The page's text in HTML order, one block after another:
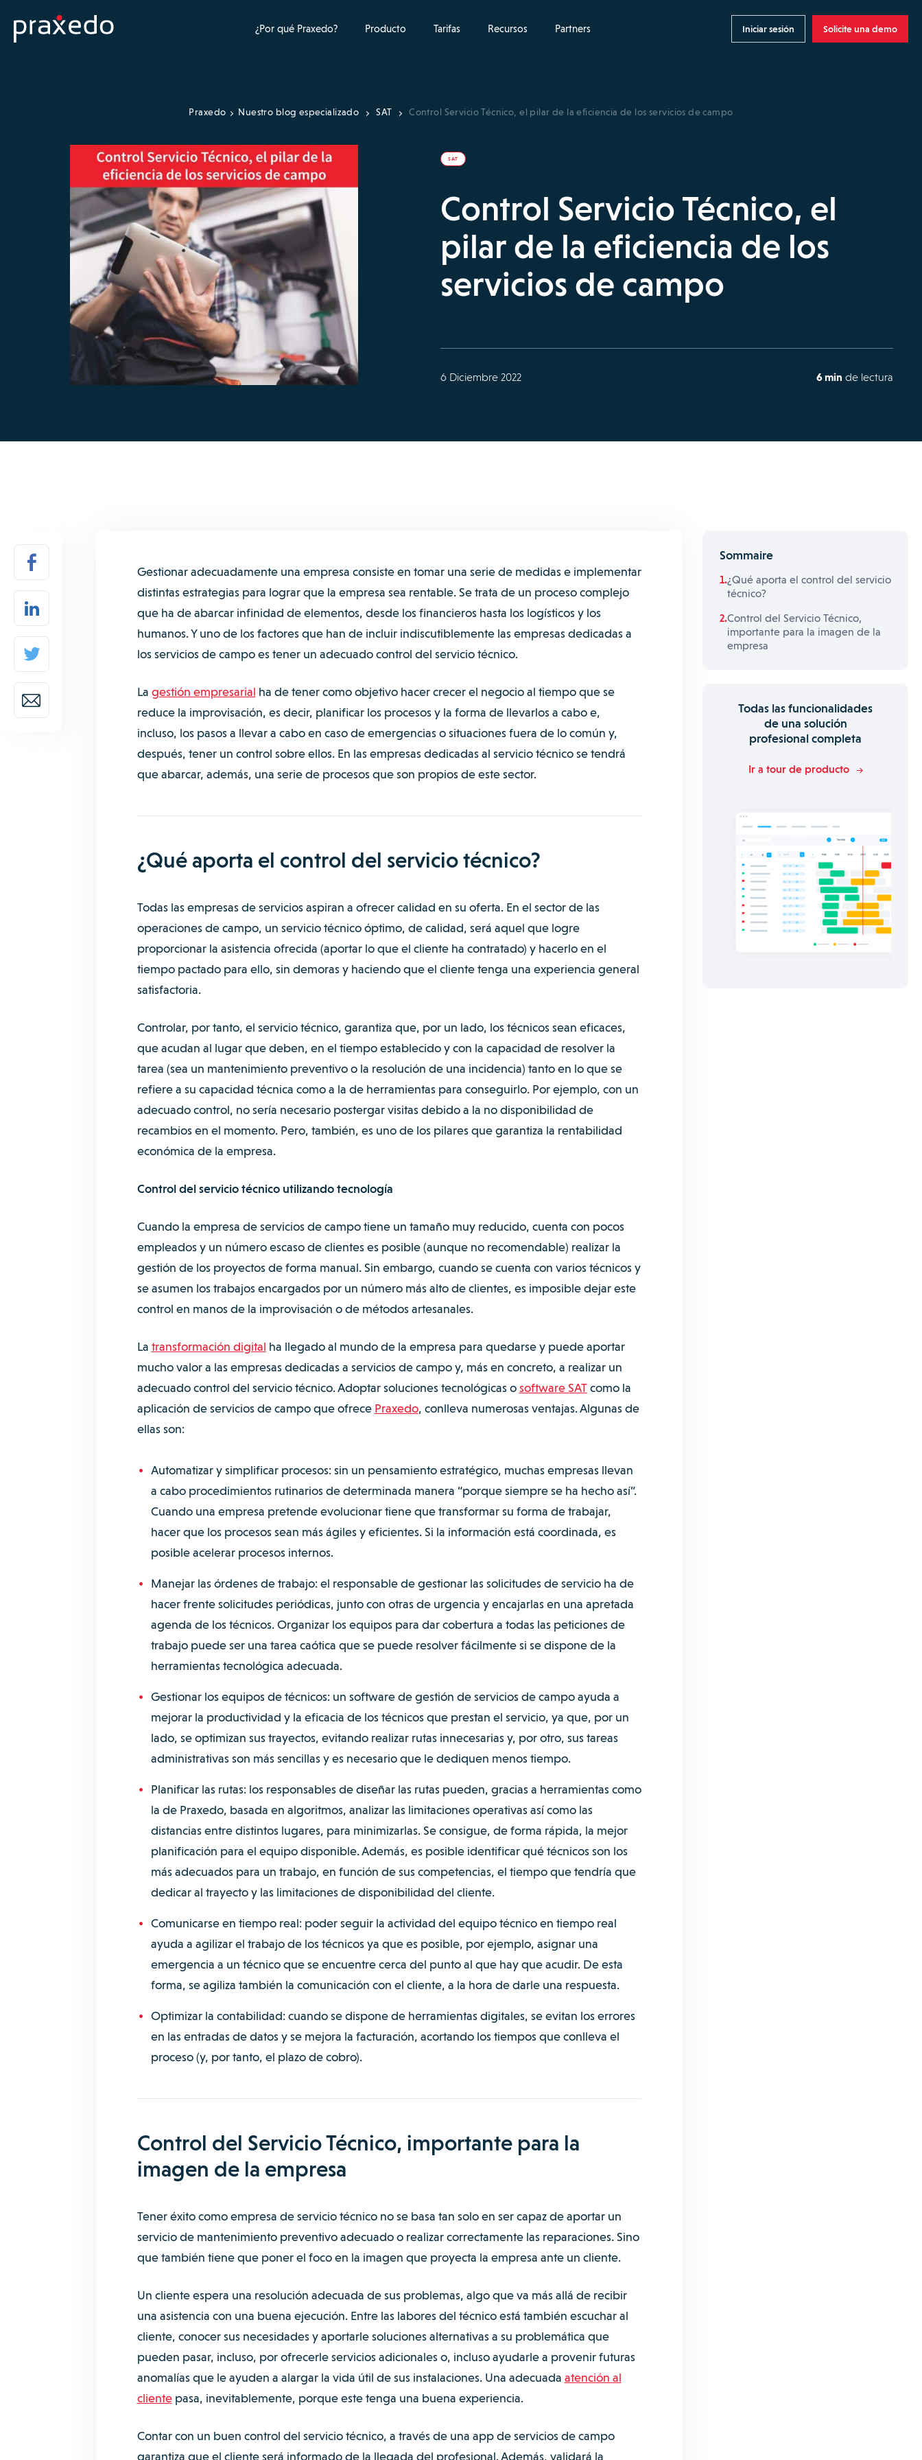
¿Por qué Praxedo? Producto Tarifas Recursos Partners Iniciar sesión Solicite una demo
Praxedo Nuestro blog especializado SAT Control Servicio Técnico, el pilar de la eficiencia de los servicios de campo
SAT
Control Servicio Técnico, el
pilar de la eficiencia de los
servicios de campo
6 Diciembre 2022 6 min de lectura
Gestionar adecuadamente una empresa consiste en tomar una serie de medidas e implementar
distintas estrategias para lograr que la empresa sea rentable. Se trata de un proceso complejo
que ha de abarcar infinidad de elementos, desde los financieros hasta los logísticos y los
humanos. Y uno de los factores que han de incluir indiscutiblemente las empresas dedicadas a
los servicios de campo es tener un adecuado control del servicio técnico.
La gestión empresarial ha de tener como objetivo hacer crecer el negocio al tiempo que se
reduce la improvisación, es decir, planificar los procesos y la forma de llevarlos a cabo e,
incluso, los pasos a llevar a cabo en caso de emergencias o situaciones fuera de lo común y,
después, tener un control sobre ellos. En las empresas dedicadas al servicio técnico se tendrá
que abarcar, además, una serie de procesos que son propios de este sector.
¿Qué aporta el control del servicio técnico?
Todas las empresas de servicios aspiran a ofrecer calidad en su oferta. En el sector de las
operaciones de campo, un servicio técnico óptimo, de calidad, será aquel que logre
proporcionar la asistencia ofrecida (aportar lo que el cliente ha contratado) y hacerlo en el
tiempo pactado para ello, sin demoras y haciendo que el cliente tenga una experiencia general
satisfactoria.
Controlar, por tanto, el servicio técnico, garantiza que, por un lado, los técnicos sean eficaces,
que acudan al lugar que deben, en el tiempo establecido y con la capacidad de resolver la
tarea (sea un mantenimiento preventivo o la resolución de una incidencia) tanto en lo que se
refiere a su capacidad técnica como a la de herramientas para conseguirlo. Por ejemplo, con un
adecuado control, no sería necesario postergar visitas debido a la no disponibilidad de
recambios en el momento. Pero, también, es uno de los pilares que garantiza la rentabilidad
económica de la empresa.
Control del servicio técnico utilizando tecnología
Cuando la empresa de servicios de campo tiene un tamaño muy reducido, cuenta con pocos
empleados y un número escaso de clientes es posible (aunque no recomendable) realizar la
gestión de los proyectos de forma manual. Sin embargo, cuando se cuenta con varios técnicos y
se asumen los trabajos encargados por un número más alto de clientes, es imposible dejar este
control en manos de la improvisación o de métodos artesanales.
La transformación digital ha llegado al mundo de la empresa para quedarse y puede aportar
mucho valor a las empresas dedicadas a servicios de campo y, más en concreto, a realizar un
adecuado control del servicio técnico. Adoptar soluciones tecnológicas osoftware SATcomo la
aplicación de servicios de campo que ofrece Praxedo, conlleva numerosas ventajas. Algunas de
ellas son:
Automatizar y simplificar procesos: sin un pensamiento estratégico, muchas empresas llevan
a cabo procedimientos rutinarios de determinada manera “porque siempre se ha hecho así”.
Cuando una empresa pretende evolucionar tiene que transformar su forma de trabajar,
hacer que los procesos sean más ágiles y eficientes. Si la información está coordinada, es
posible acelerar procesos internos.
Manejar las órdenes de trabajo: el responsable de gestionar las solicitudes de servicio ha de
hacer frente solicitudes periódicas, junto con otras de urgencia y encajarlas en una apretada
agenda de los técnicos. Organizar los equipos para dar cobertura a todas las peticiones de
trabajo puede ser una tarea caótica que se puede resolver fácilmente si se dispone de la
herramientas tecnológica adecuada.
Gestionar los equipos de técnicos: un software de gestión de servicios de campo ayuda a
mejorar la productividad y la eficacia de los técnicos que prestan el servicio, ya que, por un
lado, se optimizan sus trayectos, evitando realizar rutas innecesarias y, por otro, sus tareas
administrativas son más sencillas y es necesario que le dediquen menos tiempo.
Planificar las rutas: los responsables de diseñar las rutas pueden, gracias a herramientas como
la de Praxedo, basada en algoritmos, analizar las limitaciones operativas así como las
distancias entre distintos lugares, para minimizarlas. Se consigue, de forma rápida, la mejor
planificación para el equipo disponible. Además, es posible identificar qué técnicos son los
más adecuados para un trabajo, en función de sus competencias, el tiempo que tendría que
dedicar al trayecto y las limitaciones de disponibilidad del cliente.
Comunicarse en tiempo real: poder seguir la actividad del equipo técnico en tiempo real
ayuda a agilizar el trabajo de los técnicos ya que es posible, por ejemplo, asignar una
emergencia a un técnico que se encuentre cerca del punto al que hay que acudir. De esta
forma, se agiliza también la comunicación con el cliente, a la hora de darle una respuesta.
Optimizar la contabilidad: cuando se dispone de herramientas digitales, se evitan los errores
en las entradas de datos y se mejora la facturación, acortando los tiempos que conlleva el
proceso (y, por tanto, el plazo de cobro).
Control del Servicio Técnico, importante para la
imagen de la empresa
Tener éxito como empresa de servicio técnico no se basa tan solo en ser capaz de aportar un
servicio de mantenimiento preventivo adecuado o realizar correctamente las reparaciones. Sino
que también tiene que poner el foco en la imagen que proyecta la empresa ante un cliente.
Un cliente espera una resolución adecuada de sus problemas, algo que va más allá de recibir
una asistencia con una buena ejecución. Entre las labores del técnico está también escuchar al
cliente, conocer sus necesidades y aportarle soluciones alternativas a su problemática que
pueden pasar, incluso, por ofrecerle servicios adicionales o, incluso ayudarle a provenir futuras
anomalías que le ayuden a alargar la vida útil de sus instalaciones. Una adecuada atención al
cliente pasa, inevitablemente, porque este tenga una buena experiencia.
Contar con un buen control del servicio técnico, a través de una app de servicios de campo
garantiza que el cliente será informado de la llegada del profesional. Además, validará la
Sommaire
¿Qué aporta el control del servicio
técnico?
Control del Servicio Técnico,
importante para la imagen de la
empresa
Todas las funcionalidades
de una solución
profesional completa
Ir a tour de producto